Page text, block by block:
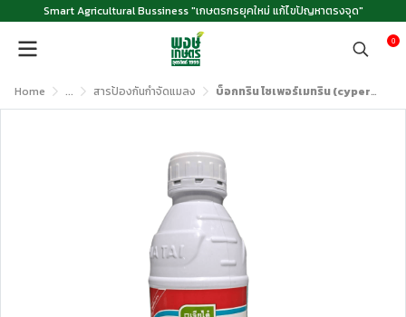
Smart Agricultural Bussiness "เกษตรกรยุคใหม่ แก้ไขปัญหาตรงจุด"
0
Home ... สารป้องกันกำจัดแมลง บ็อกทริน ไซเพอร์เมทริน (cypermethrin) 35% W/V EC ตราเจียไต๋ ขนาด 1 ลิตร